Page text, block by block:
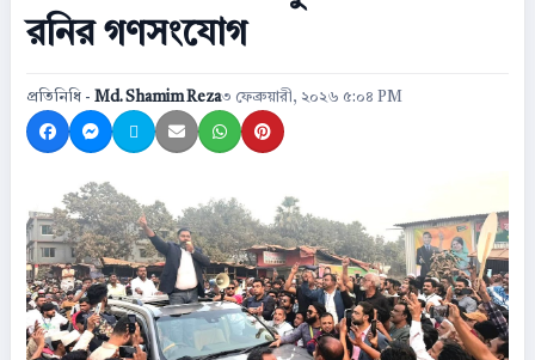
রনির গণসংযোগ
প্রতিনিধি - Md. Shamim Reza৩ ফেব্রুয়ারী, ২০২৬ ৫:০৪ PM
Share on Facebook
Share on Messenger
Share on XShare by Email
Share on WhatsApp
Share on Pinterest